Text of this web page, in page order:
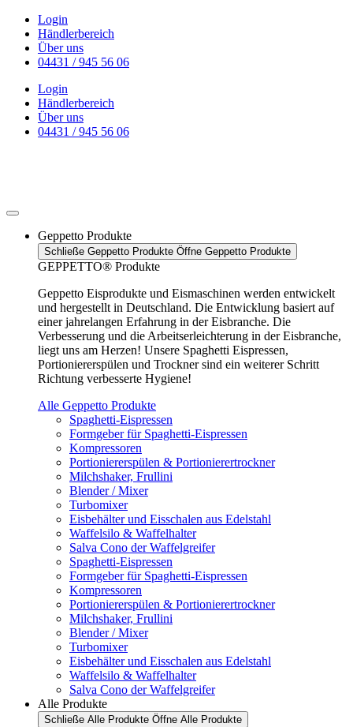
Zum
Inhalt
wechseln
Login
Händlerbereich
Über uns
04431 / 945 56 06
Login
Händlerbereich
Über uns
04431 / 945 56 06
Geppetto Produkte
Schließe Geppetto Produkte Öffne Geppetto Produkte
GEPPETTO® Produkte
Geppetto Eisprodukte und Eismaschinen werden entwickelt
und hergestellt in Deutschland. Die Entwicklung basiert auf
einer jahrelangen Erfahrung in der Eisbranche. Die
Verbesserung und die Arbeitserleichterung in der Eisbranche,
liegt uns am Herzen! Unsere Spaghetti Eispressen,
Portioniererspülen und Trockner sind ein weiterer Schritt
Richtung verbesserte Hygiene!
Alle Geppetto Produkte
Spaghetti-Eispressen
Formgeber für Spaghetti-Eispressen
Kompressoren
Portioniererspülen & Portionierertrockner
Milchshaker, Frullini
Blender / Mixer
Turbomixer
Eisbehälter und Eisschalen aus Edelstahl
Waffelsilo & Waffelhalter
Salva Cono der Waffelgreifer
Spaghetti-Eispressen
Formgeber für Spaghetti-Eispressen
Kompressoren
Portioniererspülen & Portionierertrockner
Milchshaker, Frullini
Blender / Mixer
Turbomixer
Eisbehälter und Eisschalen aus Edelstahl
Waffelsilo & Waffelhalter
Salva Cono der Waffelgreifer
Alle Produkte
Schließe Alle Produkte Öffne Alle Produkte